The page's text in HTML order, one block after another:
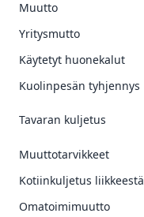
Muutto
Yritysmutto
Käytetyt huonekalut
Kuolinpesän tyhjennys
Tavaran kuljetus
Muuttotarvikkeet
Kotiinkuljetus liikkeestä
Omatoimimuutto